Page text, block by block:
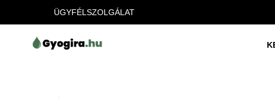
ÜGYFÉLSZOLGÁLAT